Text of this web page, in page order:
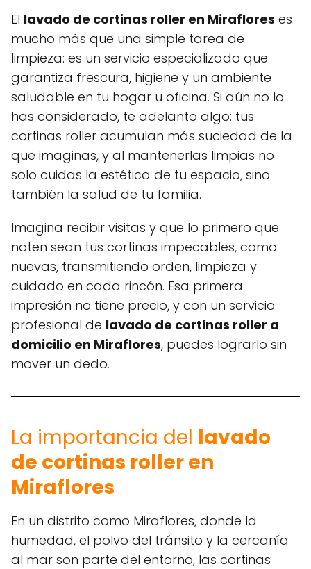
El lavado de cortinas roller en Miraflores es
mucho más que una simple tarea de
limpieza: es un servicio especializado que
garantiza frescura, higiene y un ambiente
saludable en tu hogar u oficina. Si aún no lo
has considerado, te adelanto algo: tus
cortinas roller acumulan más suciedad de la
que imaginas, y al mantenerlas limpias no
solo cuidas la estética de tu espacio, sino
también la salud de tu familia.
Imagina recibir visitas y que lo primero que
noten sean tus cortinas impecables, como
nuevas, transmitiendo orden, limpieza y
cuidado en cada rincón. Esa primera
impresión no tiene precio, y con un servicio
profesional de lavado de cortinas roller a
domicilio en Miraflores, puedes lograrlo sin
mover un dedo.
La importancia del lavado
de cortinas roller en
Miraflores
En un distrito como Miraflores, donde la
humedad, el polvo del tránsito y la cercanía
al mar son parte del entorno, las cortinas